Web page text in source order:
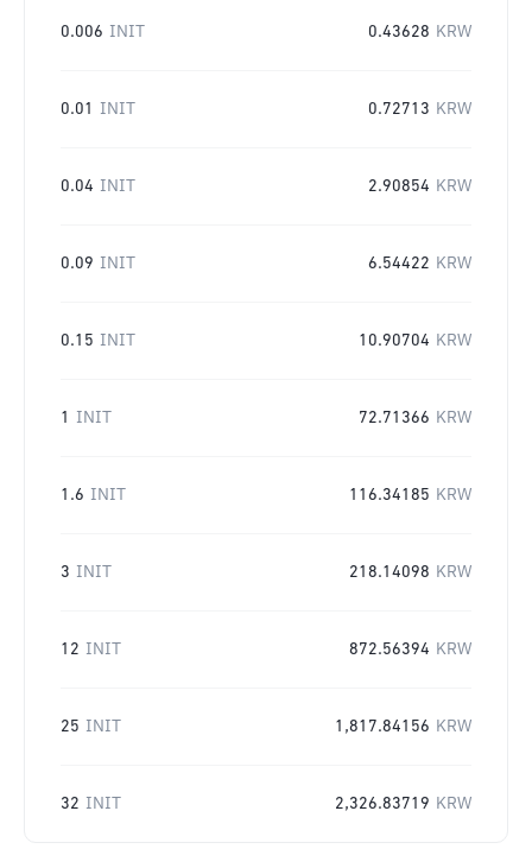
0.006 INIT 0.43628 KRW
0.01 INIT 0.72713 KRW
0.04 INIT 2.90854 KRW
0.09 INIT 6.54422 KRW
0.15 INIT 10.90704 KRW
1 INIT 72.71366 KRW
1.6 INIT 116.34185 KRW
3 INIT 218.14098 KRW
12 INIT 872.56394 KRW
25 INIT 1,817.84156 KRW
32 INIT 2,326.83719 KRW